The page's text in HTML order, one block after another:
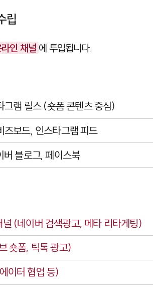
립
인 채널 에 투입됩니다.
그램 릴스 (숏폼 콘텐츠 중심)
즈보드, 인스타그램 피드
버 블로그, 페이스북
(네이버 검색광고, 메타 리타게팅)
숏폼, 틱톡 광고)
이터 협업 등)